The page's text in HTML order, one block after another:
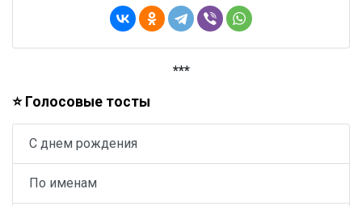
***
⭐ Голосовые тосты
С днем рождения
По именам